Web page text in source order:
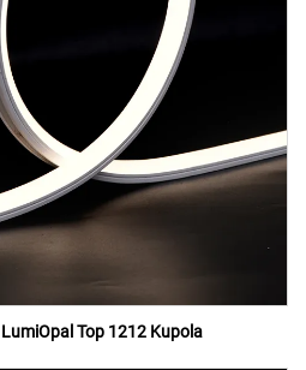
Top 1212 Kupola